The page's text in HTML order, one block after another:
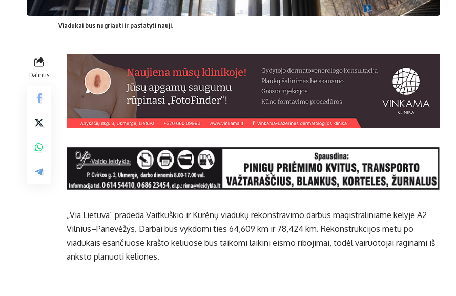
Viadukai bus nugriauti ir pastatyti nauji.
Dalintis
„Via Lietuva“ pradeda Vaitkuškio ir Kurėnų viadukų rekonstravimo darbus magistraliniame kelyje A2
Vilnius–Panevėžys. Darbai bus vykdomi ties 64,609 km ir 78,424 km. Rekonstrukcijos metu po
viadukais esančiuose krašto keliuose bus taikomi laikini eismo ribojimai, todėl vairuotojai raginami iš
anksto planuoti keliones.